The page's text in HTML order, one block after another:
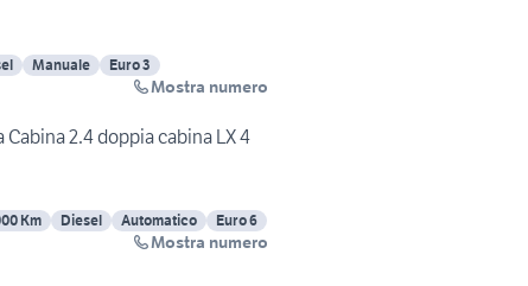
Manuale
Euro 3
Mostra numero
2.4 doppia cabina LX 4
Km Diesel Automatico
Euro 6
Mostra numero